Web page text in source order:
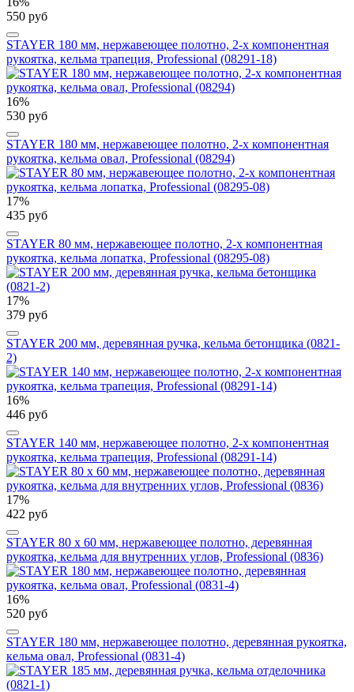
550 руб
STAYER 180 мм, нержавеющее полотно, 2-х компонентная
рукоятка, кельма трапеция, Professional (08291-18)
16%
530 руб
STAYER 180 мм, нержавеющее полотно, 2-х компонентная
рукоятка, кельма овал, Professional (08294)
17%
435 руб
STAYER 80 мм, нержавеющее полотно, 2-х компонентная
рукоятка, кельма лопатка, Professional (08295-08)
17%
379 руб
STAYER 200 мм, деревянная ручка, кельма бетонщика (0821-
2)
16%
446 руб
STAYER 140 мм, нержавеющее полотно, 2-х компонентная
рукоятка, кельма трапеция, Professional (08291-14)
17%
422 руб
STAYER 80 х 60 мм, нержавеющее полотно, деревянная
рукоятка, кельма для внутренних углов, Professional (0836)
16%
520 руб
STAYER 180 мм, нержавеющее полотно, деревянная рукоятка,
кельма овал, Professional (0831-4)